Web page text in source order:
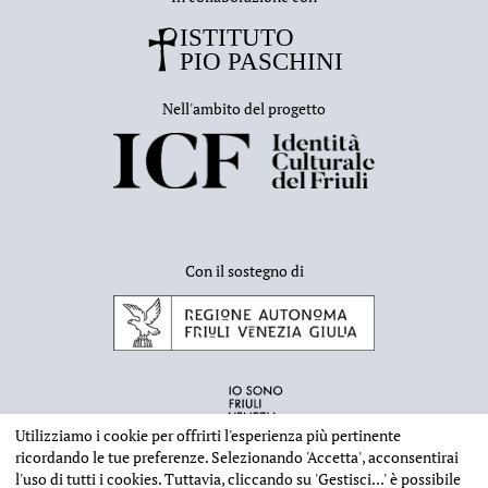
Nell'ambito del progetto
Con il sostegno di
Utilizziamo i cookie per offrirti l'esperienza più pertinente
ricordando le tue preferenze. Selezionando 'Accetta', acconsentirai
l'uso di tutti i cookies. Tuttavia, cliccando su 'Gestisci...'è possibile